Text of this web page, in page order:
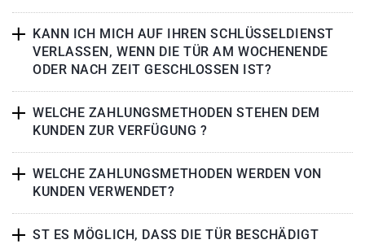
KANN ICH MICH AUF IHREN SCHLÜSSELDIENST
VERLASSEN, WENN DIE TÜR AM WOCHENENDE
ODER NACH ZEIT GESCHLOSSEN IST?
WELCHE ZAHLUNGSMETHODEN STEHEN DEM
KUNDEN ZUR VERFÜGUNG ?
WELCHE ZAHLUNGSMETHODEN WERDEN VON
KUNDEN VERWENDET?
ST ES MÖGLICH, DASS DIE TÜR BESCHÄDIGT